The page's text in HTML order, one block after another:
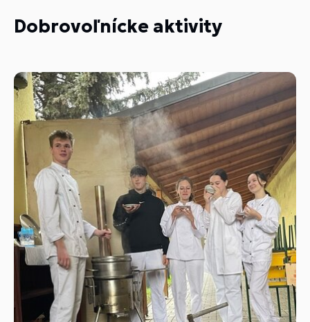
Dobrovoľnícke aktivity